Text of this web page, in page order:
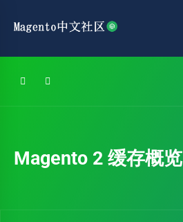
Magento 2 缓存概览